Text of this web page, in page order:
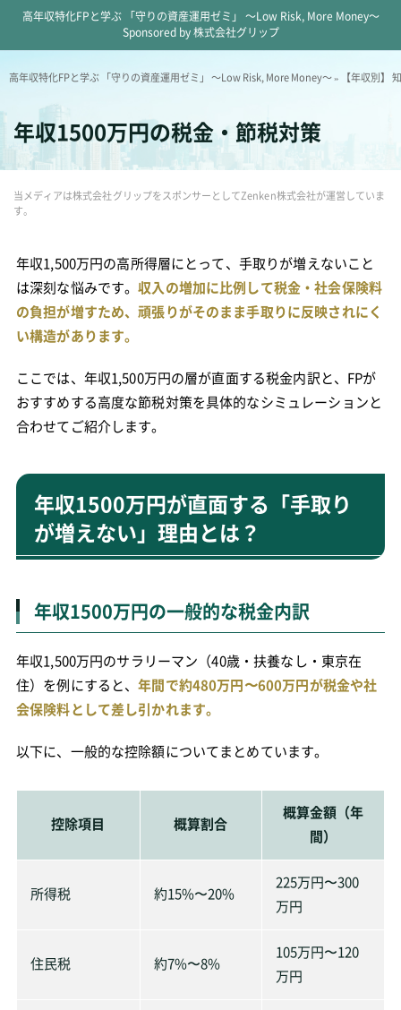
高年収特化FPと学ぶ 「守りの資産運用ゼミ」 ～Low Risk, More Money～
Sponsored by 株式会社グリップ
年収1500万円の税金・節税対策
高年収特化FPと学ぶ 「守りの資産運用ゼミ」 ～Low Risk, More Money～» 【年収別】
当メディアは株式会社グリップをスポンサーとしてZenken株式会社が運営していま
す。
年収1,500万円の高所得層にとって、手取りが増えないこと
は深刻な悩みです。収入の増加に比例して税金・社会保険料
の負担が増すため、頑張りがそのまま手取りに反映されにく
い構造があります。
ここでは、年収1,500万円の層が直面する税金内訳と、FPが
おすすめする高度な節税対策を具体的なシミュレーションと
合わせてご紹介します。
年収1500万円が直面する「手取り
が増えない」理由とは？
年収1500万円の一般的な税金内訳
年収1,500万円のサラリーマン（40歳・扶養なし・東京在
住）を例にすると、年間で約480万円〜600万円が税金や社
会保険料として差し引かれます。
以下に、一般的な控除額についてまとめています。
控除項目 概算割合
概算金額（年
間）
所得税 約15%〜20%
225万円〜300
万円
住民税 約7%〜8%
105万円〜120
万円